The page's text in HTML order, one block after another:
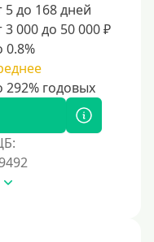
5 до 168 дней
3 000 до 50 000 ₽
0.8%